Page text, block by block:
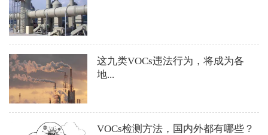
这九类VOCs违法行为，将成为各
地...
VOCs检测方法，国内外都有哪些？